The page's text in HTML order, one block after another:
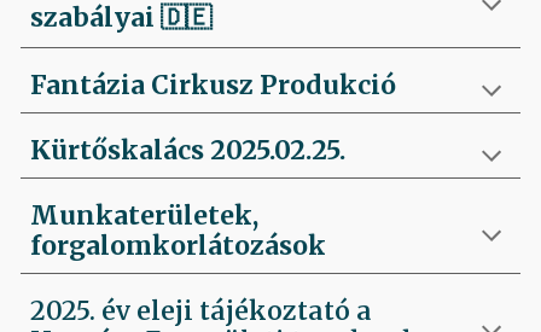
szabályai 🇩🇪
Fantázia Cirkusz Produkció
Kürtőskalács 2025.02.25.
Munkaterületek,
forgalomkorlátozások
2025. év eleji tájékoztató a